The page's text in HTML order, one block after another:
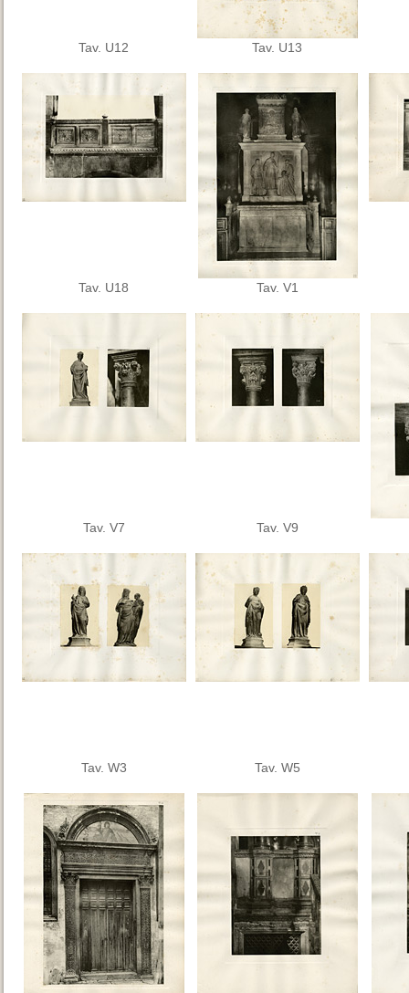
Tav. U12 Tav. U13
Tav. U18 Tav. V1
Tav. V7 Tav. V9
Tav. W3 Tav. W5